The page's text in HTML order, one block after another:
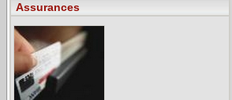
fond distinct ...
Assurances